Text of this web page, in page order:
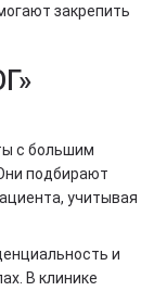
закрепить
с большим
подбирают
учитывая
и
В клинике